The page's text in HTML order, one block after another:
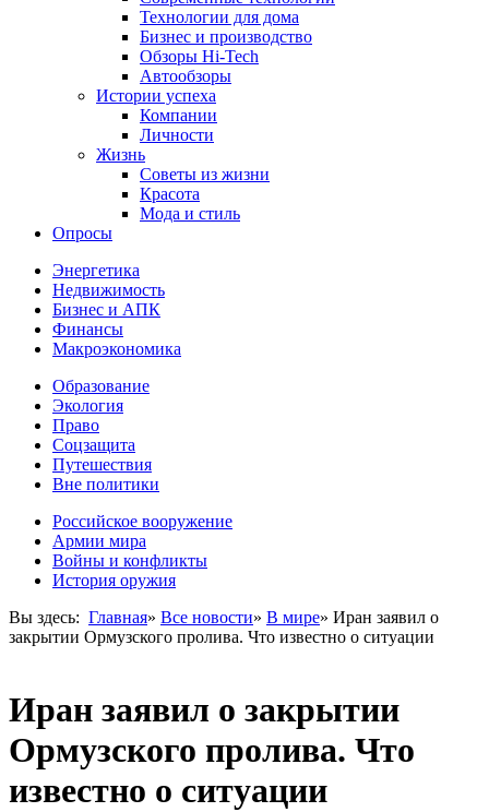
Технологии для дома
Бизнес и производство
Обзоры Hi-Tech
Автообзоры
Истории успеха
Компании
Личности
Жизнь
Советы из жизни
Красота
Мода и стиль
Опросы
Энергетика
Недвижимость
Бизнес и АПК
Финансы
Макроэкономика
Образование
Экология
Право
Соцзащита
Путешествия
Вне политики
Российское вооружение
Армии мира
Войны и конфликты
История оружия
Вы здесь: Главная» Все новости» В мире» Иран заявил о
закрытии Ормузского пролива. Что известно о ситуации
Иран заявил о закрытии
Ормузского пролива. Что
известно о ситуации